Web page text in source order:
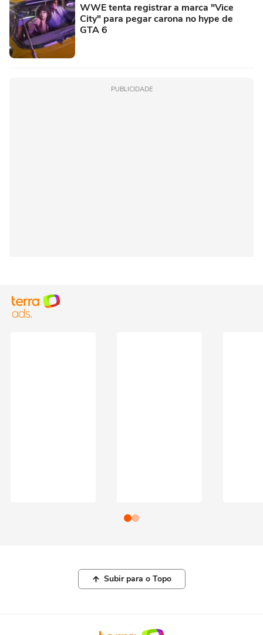
WWE tenta registrar a marca "Vice
City" para pegar carona no hype de
GTA 6
PUBLICIDADE
Subir para o Topo